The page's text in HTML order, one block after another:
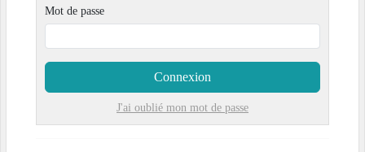
Mot de passe
Connexion
J'ai oublié mon mot de passe